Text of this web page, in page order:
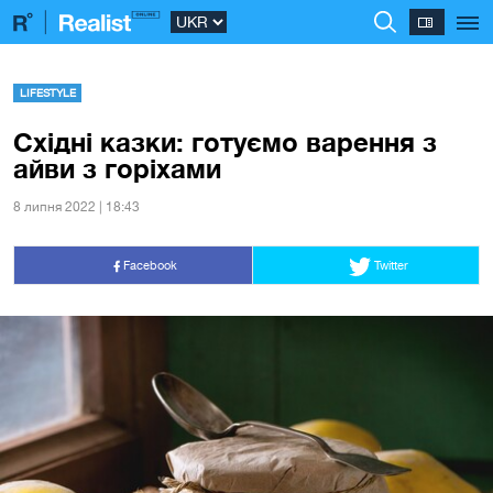
LIFESTYLE
Східні казки: готуємо варення з
айви з горіхами
8 липня 2022 | 18:43
Facebook Twitter